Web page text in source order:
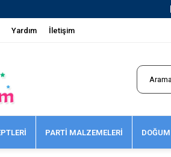
Yardım İletişim
PARTİ MALZEMELERİ